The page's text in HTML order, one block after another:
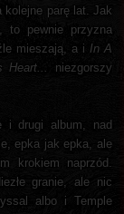
kolejne parę lat. Jak
to pewnie przyzna
mieszają, a i In A
Heart...
niezgorszy
i drugi album, nad
epka jak epka, ale
krokiem naprzód.
granie, ale nic
albo i Temple